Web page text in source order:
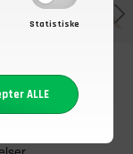
Statistiske